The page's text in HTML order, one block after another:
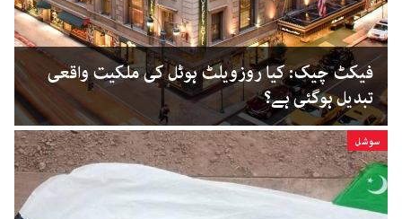
فیکٹ چیک: کیا روزویلٹ ہوٹل کی ملکیت واقعی
تبدیل ہوگئی ہے؟
سوشل